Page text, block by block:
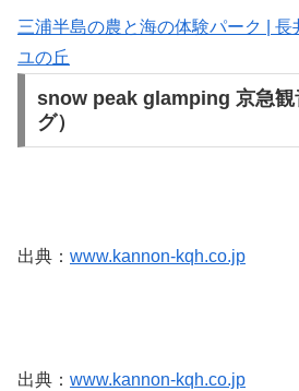
三浦半島の農と海の体験パーク | 長
ユの丘
snow peak glamping 京急観
グ）
出典： www.kannon-kqh.co.jp
出典： www.kannon-kqh.co.jp